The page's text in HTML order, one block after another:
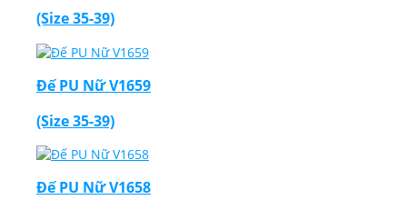
(Size 35-39)
Đế PU Nữ V1659
(Size 35-39)
Đế PU Nữ V1658